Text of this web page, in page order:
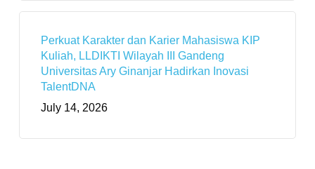
Perkuat Karakter dan Karier Mahasiswa KIP
Kuliah, LLDIKTI Wilayah III Gandeng
Universitas Ary Ginanjar Hadirkan Inovasi
TalentDNA
July 14, 2026